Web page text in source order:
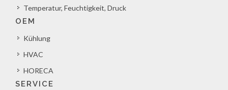
Temperatur, Feuchtigkeit, Druck
OEM
Kühlung
HVAC
HORECA
SERVICE